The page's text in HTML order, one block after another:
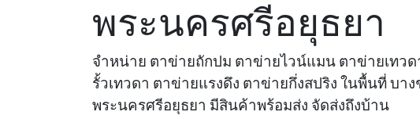
พระนครศรีอยุธยา
จำหน่าย ตาข่ายถักปม ตาข่ายไวน์แมน ตาข่ายเทว
รั้วเทวดา ตาข่ายแรงดึง ตาข่ายกึ่งสปริง ในพื้นที่ บา
พระนครศรีอยุธยา มีสินค้าพร้อมส่ง จัดส่งถึงบ้าน